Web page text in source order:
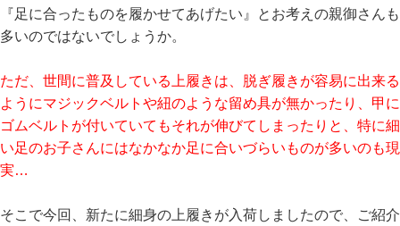
『足に合ったものを履かせてあげたい』とお考えの親御さんも
多いのではないでしょうか。
ただ、世間に普及している上履きは、脱ぎ履きが容易に出来る
ようにマジックベルトや紐のような留め具が無かったり、甲に
ゴムベルトが付いていてもそれが伸びてしまったりと、特に細
い足のお子さんにはなかなか足に合いづらいものが多いのも現
実…
そこで今回、新たに細身の上履きが入荷しましたので、ご紹介